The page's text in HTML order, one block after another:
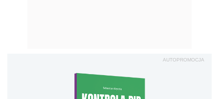
AUTOPROMOCJA